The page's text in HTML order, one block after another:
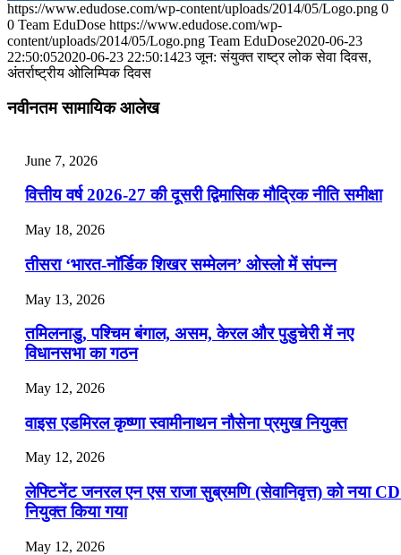
July 31, 2026
📝 डेली करेंट अफेयर्स: 28-31 जुलाई 2026
July 25, 2026
📝 डेली करेंट अफेयर्स: 22-24 जुलाई 2026
July 22, 2026
📝 डेली करेंट अफेयर्स: 19-21 जुलाई 2026
July 19, 2026
📝 डेली करेंट अफेयर्स: 16-18 जुलाई 2026
https://www.edudose.com/wp-content/uploads/2014/05/Logo.png 0
0 Team EduDose https://www.edudose.com/wp-
content/uploads/2014/05/Logo.png Team EduDose2020-06-23
22:50:052020-06-23 22:50:1423 जून: संयुक्त राष्ट्र लोक सेवा दिवस,
अंतर्राष्‍ट्रीय ओलिम्पिक दिवस
नवीनतम सामायिक आलेख
June 7, 2026
वित्तीय वर्ष 2026-27 की दूसरी द्विमासिक मौद्रिक नीति समीक्षा
May 18, 2026
तीसरा ‘भारत-नॉर्डिक शिखर सम्मेलन’ ओस्लो में संपन्न
May 13, 2026
तमिलनाडु, पश्चिम बंगाल, असम, केरल और पुडुचेरी में नए
विधानसभा का गठन
May 12, 2026
वाइस एडमिरल कृष्णा स्वामीनाथन नौसेना प्रमुख नियुक्त
May 12, 2026
लेफ्टिनेंट जनरल एन एस राजा सुब्रमणि (सेवानिवृत्त) को नया
नियुक्त किया गया
May 12, 2026